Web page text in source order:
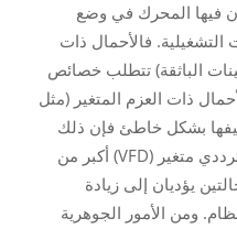
فيها المحرك في وضع
التشغيلية. فالأحمال ذات
الباثقة) تتطلب خصائص
ذات العزم المتغير (مثل
بشكل خاطئ فإن ذلك
يعرّض النظام لخطر اختيار محرك ترددي متغير (VFD) أكبر من
يؤديان إلى زيادة
ومن الأمور الجوهرية